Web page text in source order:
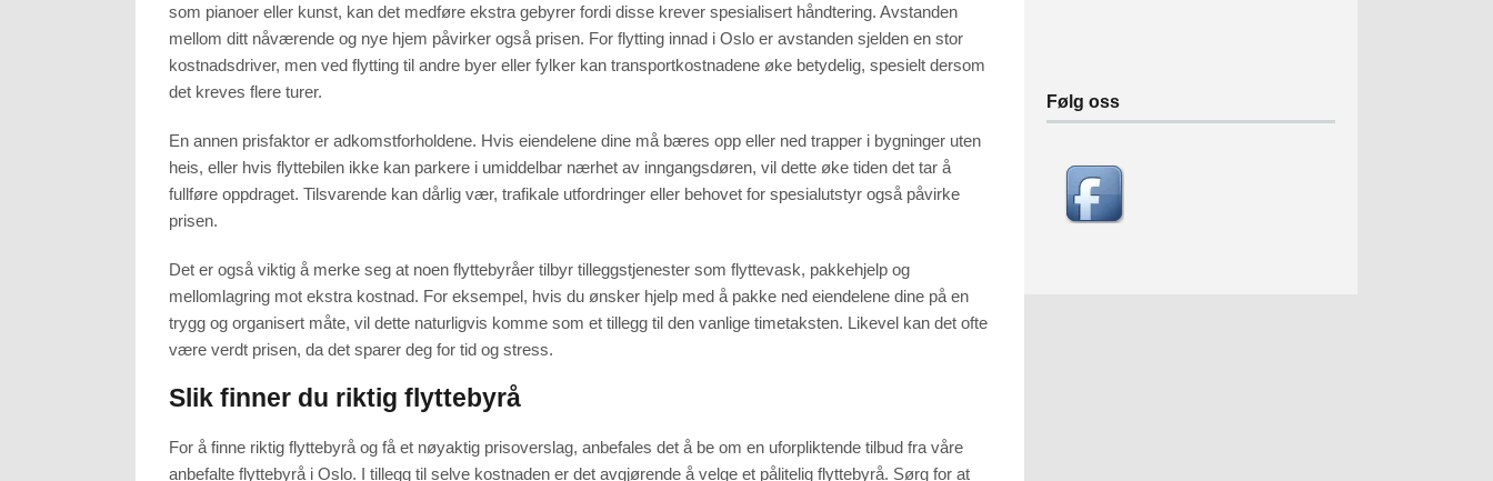
som pianoer eller kunst, kan det medføre ekstra gebyrer fordi disse krever spesialisert håndtering. Avstanden
mellom ditt nåværende og nye hjem påvirker også prisen. For flytting innad i Oslo er avstanden sjelden en stor
kostnadsdriver, men ved flytting til andre byer eller fylker kan transportkostnadene øke betydelig, spesielt dersom
det kreves flere turer.
En annen prisfaktor er adkomstforholdene. Hvis eiendelene dine må bæres opp eller ned trapper i bygninger uten
heis, eller hvis flyttebilen ikke kan parkere i umiddelbar nærhet av inngangsdøren, vil dette øke tiden det tar å
fullføre oppdraget. Tilsvarende kan dårlig vær, trafikale utfordringer eller behovet for spesialutstyr også påvirke
prisen.
Det er også viktig å merke seg at noen flyttebyråer tilbyr tilleggstjenester som flyttevask, pakkehjelp og
mellomlagring mot ekstra kostnad. For eksempel, hvis du ønsker hjelp med å pakke ned eiendelene dine på en
trygg og organisert måte, vil dette naturligvis komme som et tillegg til den vanlige timetaksten. Likevel kan det ofte
være verdt prisen, da det sparer deg for tid og stress.
Slik finner du riktig flyttebyrå
For å finne riktig flyttebyrå og få et nøyaktig prisoverslag, anbefales det å be om en uforpliktende tilbud fra våre
anbefalte flyttebyrå i Oslo. I tillegg til selve kostnaden er det avgjørende å velge et pålitelig flyttebyrå. Sørg for at
Følg oss